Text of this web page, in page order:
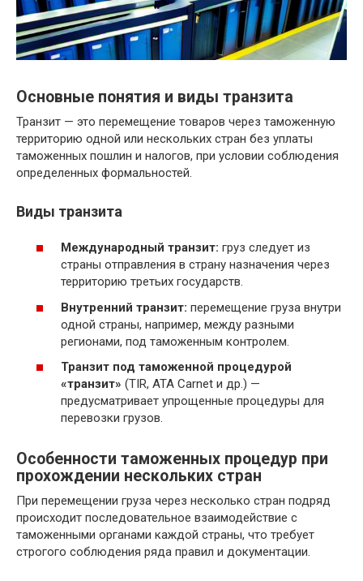
Основные понятия и виды транзита
Транзит — это перемещение товаров через таможенную
территорию одной или нескольких стран без уплаты
таможенных пошлин и налогов, при условии соблюдения
определенных формальностей.
Виды транзита
Международный транзит: груз следует из
страны отправления в страну назначения через
территорию третьих государств.
Внутренний транзит: перемещение груза внутри
одной страны, например, между разными
регионами, под таможенным контролем.
Транзит под таможенной процедурой
«транзит» (TIR, ATA Carnet и др.) —
предусматривает упрощенные процедуры для
перевозки грузов.
Особенности таможенных процедур при
прохождении нескольких стран
При перемещении груза через несколько стран подряд
происходит последовательное взаимодействие с
таможенными органами каждой страны, что требует
строгого соблюдения ряда правил и документации.